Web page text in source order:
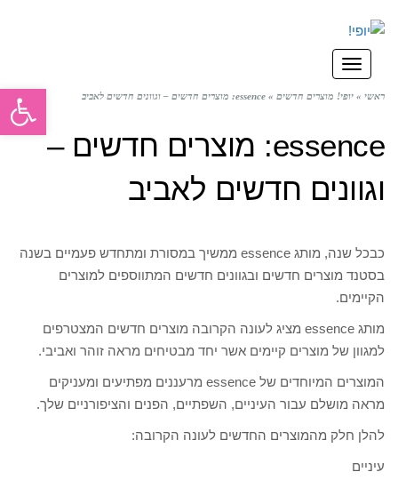
תפריט
ראשי » יופי! מוצרים חדשים » essence: מוצרים חדשים – וגוונים חדשים לאביב
essence: מוצרים חדשים –
וגוונים חדשים לאביב
כבכל שנה, מותג essence ממשיך במסורת ומתחדש פעמיים בשנה
בסטנד מוצרים חדשים ובגוונים חדשים המתווספים למוצרים
הקיימים.
מותג essence מציג לעונה הקרובה מוצרים חדשים המצטרפים
למגוון של מוצרים קיימים אשר יחד מבטיחים מראה זוהר ואביבי.
המוצרים המיוחדים של essence מרעננים מפתיעים ומעניקים
מראה מושלם עבור העיניים, השפתיים, הפנים והציפורניים שלך.
להלן חלק מהמוצרים החדשים לעונה הקרובה:
עיניים
פתח